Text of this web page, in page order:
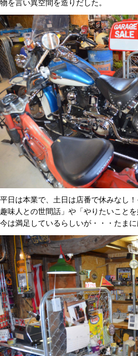
物を言い異空間を造りだした。
平日は本業で、土日は店番で休みなし
趣味人との世間話」や「やりたいこと
今は満足しているらしいが・・・たま